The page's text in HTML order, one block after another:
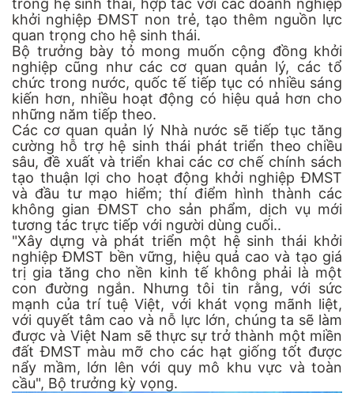
trong hệ sinh thái, hợp tác với các doanh nghiệp
khởi nghiệp ĐMST non trẻ, tạo thêm nguồn lực
quan trọng cho hệ sinh thái.
Bộ trưởng bày tỏ mong muốn cộng đồng khởi
nghiệp cũng như các cơ quan quản lý, các tổ
chức trong nước, quốc tế tiếp tục có nhiều sáng
kiến hơn, nhiều hoạt động có hiệu quả hơn cho
những năm tiếp theo.
Các cơ quan quản lý Nhà nước sẽ tiếp tục tăng
cường hỗ trợ hệ sinh thái phát triển theo chiều
sâu, đề xuất và triển khai các cơ chế chính sách
tạo thuận lợi cho hoạt động khởi nghiệp ĐMST
và đầu tư mạo hiểm; thí điểm hình thành các
không gian ĐMST cho sản phẩm, dịch vụ mới
tương tác trực tiếp với người dùng cuối..
"Xây dựng và phát triển một hệ sinh thái khởi
nghiệp ĐMST bền vững, hiệu quả cao và tạo giá
trị gia tăng cho nền kinh tế không phải là một
con đường ngắn. Nhưng tôi tin rằng, với sức
mạnh của trí tuệ Việt, với khát vọng mãnh liệt,
với quyết tâm cao và nỗ lực lớn, chúng ta sẽ làm
được và Việt Nam sẽ thực sự trở thành một miền
đất ĐMST màu mỡ cho các hạt giống tốt được
nẩy mầm, lớn lên với quy mô khu vực và toàn
cầu", Bộ trưởng kỳ vọng.